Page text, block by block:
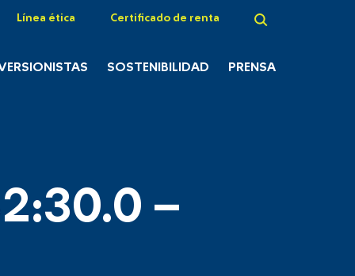
Línea ética Certificado de renta
SOSTENIBILIDAD PRENSA
–